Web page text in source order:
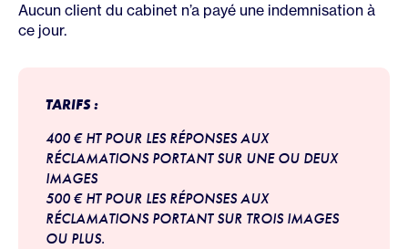
Aucun client du cabinet n’a payé une indemnisation à
ce jour.
TARIFS :
400 € HT POUR LES RÉPONSES AUX
RÉCLAMATIONS PORTANT SUR UNE OU DEUX
IMAGES
500 € HT POUR LES RÉPONSES AUX
RÉCLAMATIONS PORTANT SUR TROIS IMAGES
OU PLUS.